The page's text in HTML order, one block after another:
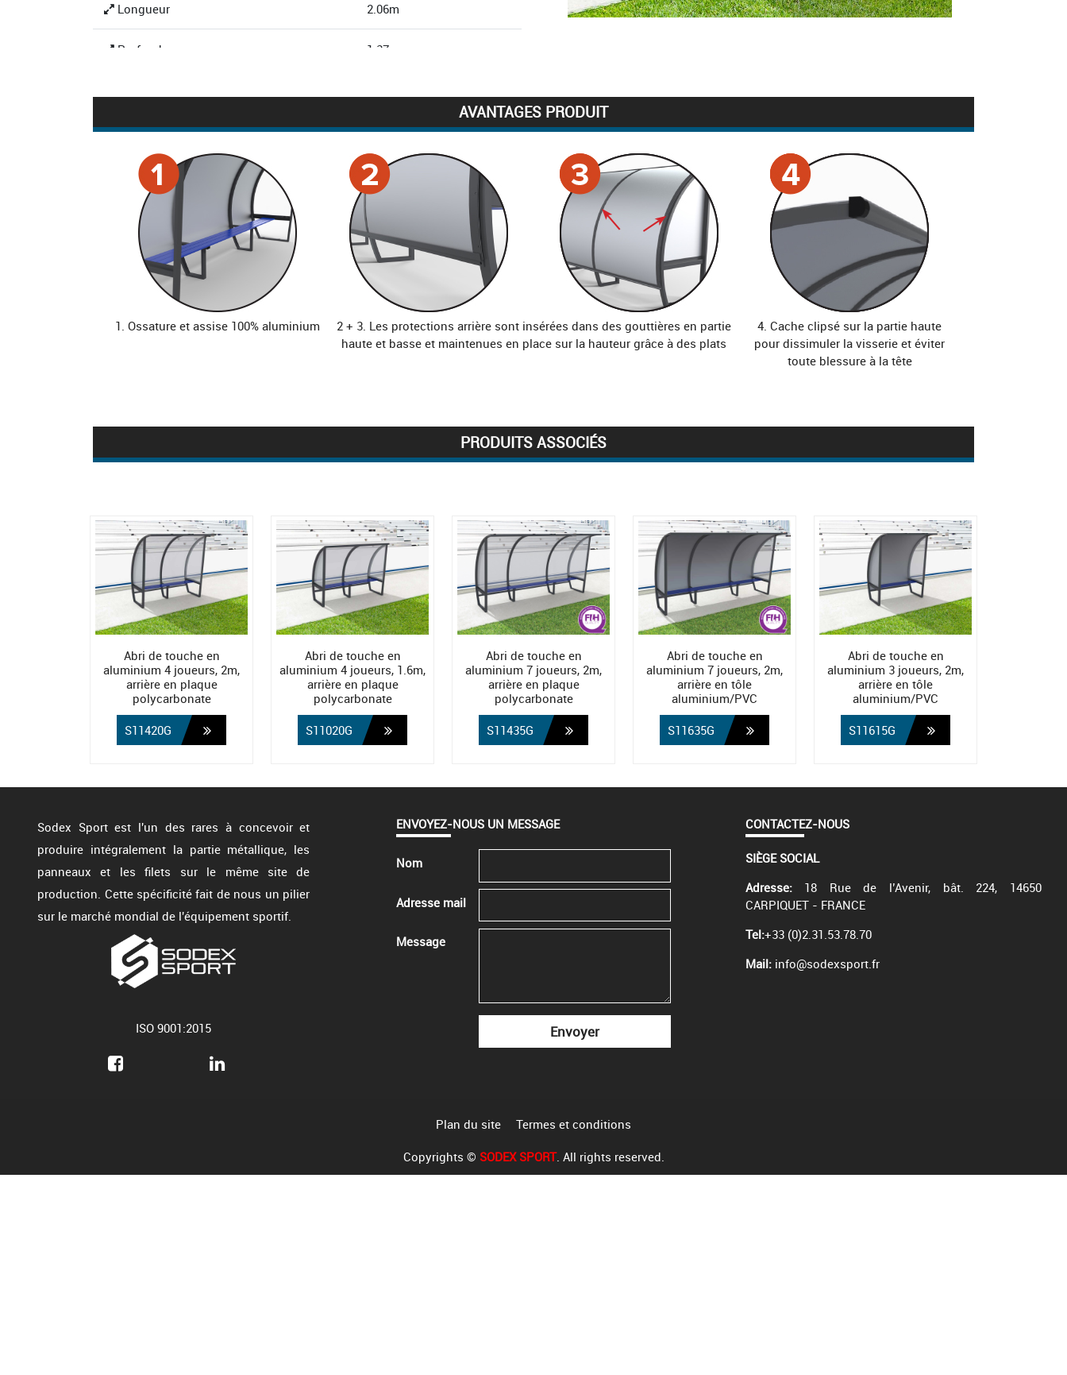
Longueur 2.06m
Profondeur 1.37m
Dimension du profil 60x30mm
Poids 51kg
Matériau
Couleur Plastifié gris
Capacité 4 joueurs
AVANTAGES PRODUIT
1. Ossature et assise 100% aluminium
2 + 3. Les protections arrière sont insérées dans des gouttières en partie
haute et basse et maintenues en place sur la hauteur grâce à des plats
4. Cache clipsé sur la partie haute
pour dissimuler la visserie et éviter
toute blessure à la tête
PRODUITS ASSOCIÉS
Abri de touche en
aluminium 4 joueurs, 2m,
arrière en plaque
polycarbonate
S11420G
Abri de touche en
aluminium 4 joueurs, 1.6m,
arrière en plaque
polycarbonate
S11020G
Abri de touche en
aluminium 7 joueurs, 2m,
arrière en plaque
polycarbonate
S11435G
Abri de touche en
aluminium 7 joueurs, 2m,
arrière en tôle
aluminium/PVC
S11635G
Abri de touche en
aluminium 3 joueurs, 2m,
arrière en tôle
aluminium/PVC
S11615G
Sodex Sport est l'un des rares à concevoir et
produire intégralement la partie métallique, les
panneaux et les filets sur le même site de
production. Cette spécificité fait de nous un pilier
sur le marché mondial de l'équipement sportif.
ISO 9001:2015
ENVOYEZ-NOUS UN MESSAGE
Nom
Adresse mail
Message
CONTACTEZ-NOUS
SIÈGE SOCIAL
Adresse:18 Rue de l’Avenir, bât. 224, 14650
CARPIQUET - FRANCE
Tel:+33 (0)2.31.53.78.70
Mail: info@sodexsport.fr
Plan du site Termes et conditions
Copyrights © SODEX SPORT. All rights reserved.